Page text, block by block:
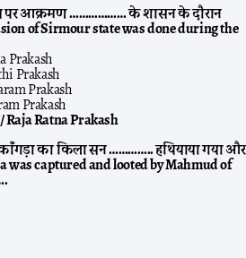
पर आक्रमण ……………… के शासन के दौरान
of Sirmour state was done during the
Prakash
Prakash
Prakash
Prakash
Raja Ratna Prakash
काँगड़ा का किला सन ………….. हथियाया गया और
was captured and looted by Mahmud of